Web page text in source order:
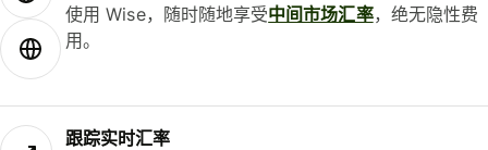
使用 Wise，随时随地享受中间市场汇率，绝无隐性费
用。
跟踪实时汇率